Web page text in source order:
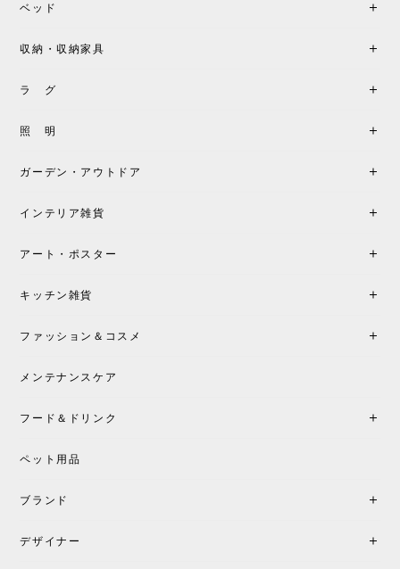
ベッド
収納・収納家具
ラ グ
照 明
ガーデン・アウトドア
インテリア雑貨
アート・ポスター
キッチン雑貨
ファッション＆コスメ
メンテナンスケア
フード＆ドリンク
ペット用品
ブランド
デザイナー